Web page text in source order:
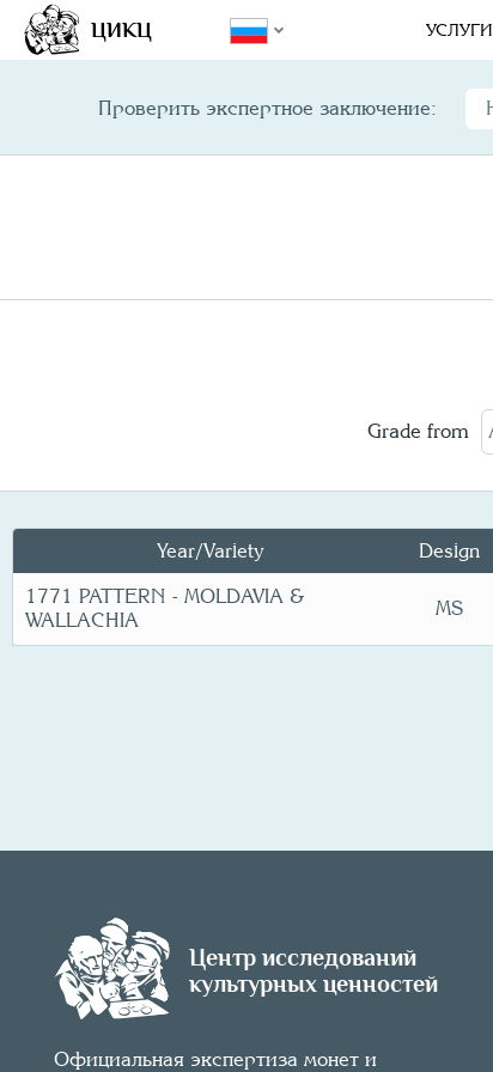
ЦИКЦ УСЛУГИ
Проверить экспертное заключение:
Grade from
Variety Design
Year/Variety Design
1771 PATTERN - MOLDAVIA &
WALLACHIA
MS
Центр исследований
культурных ценностей
Официальная экспертиза монет и